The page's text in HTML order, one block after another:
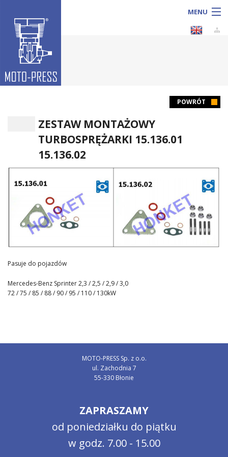
MENU
Produkcja
Galeria
Kontakt
ZESTAW MONTAŻOWY
TURBOSPRĘŻARKI 15.136.01
15.136.02
POWRÓT
Pasuje do pojazdów
Mercedes-Benz Sprinter 2,3 / 2,5 / 2,9 / 3,0
72 / 75 / 85 / 88 / 90 / 95 / 110 / 130kW
MOTO-PRESS Sp. z o.o.
ul. Zachodnia 7
55-330 Błonie
ZAPRASZAMY
od poniedziałku do piątku
w godz. 7.00 - 15.00